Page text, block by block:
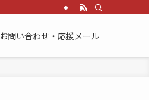
お問い合わせ・応援メール